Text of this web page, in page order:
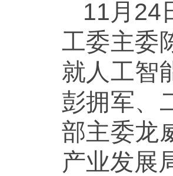
11月24
工委主委
就人工智
彭拥军、
部主委龙
产业发展